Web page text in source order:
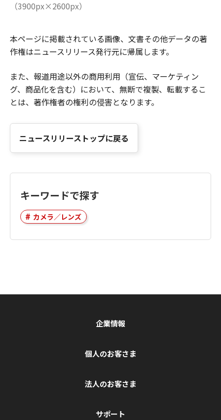
（3900px×2600px）
本ページに掲載されている画像、文書その他データの著
作権はニュースリリース発行元に帰属します。
また、報道用途以外の商用利用（宣伝、マーケティン
グ、商品化を含む）において、無断で複製、転載するこ
とは、著作権者の権利の侵害となります。
ニュースリリーストップに戻る
キーワードで探す
カメラ／レンズ
企業情報
個人のお客さま
法人のお客さま
サポート